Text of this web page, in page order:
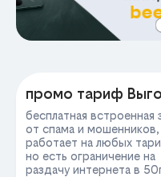
Промокод
промо тариф
бесплатная встроенная
от спама и мошенников,
работает на любых
но есть ограничение на
раздачу интернета в